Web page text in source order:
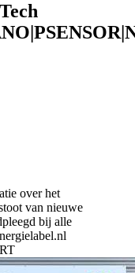
over het
van nieuwe
bij alle